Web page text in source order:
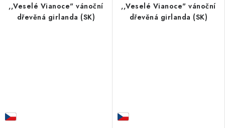
,,Veselé Vianoce" vánoční
dřevěná girlanda (SK)
,,Veselé Vianoce" vánoční
dřevěná girlanda (SK)